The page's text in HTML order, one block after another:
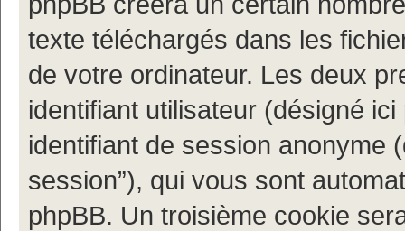
texte téléchargés dans les
de votre ordinateur. Les deux
identifiant utilisateur (désigné ici
identifiant de session anonyme
session”), qui vous sont
phpBB. Un troisième cookie